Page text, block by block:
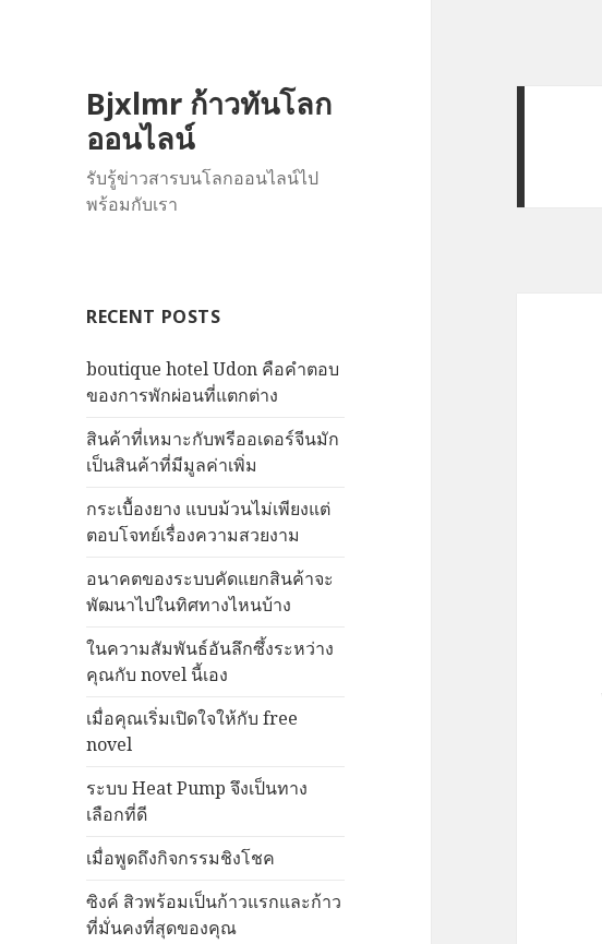
Bjxlmr ก้าวทันโลก
ออนไลน์
รับรู้ข่าวสารบนโลกออนไลน์ไป
พร้อมกับเรา
RECENT POSTS
boutique hotel Udon คือคำตอบ
ของการพักผ่อนที่แตกต่าง
สินค้าที่เหมาะกับพรีออเดอร์จีนมัก
เป็นสินค้าที่มีมูลค่าเพิ่ม
กระเบื้องยาง แบบม้วนไม่เพียงแต่
ตอบโจทย์เรื่องความสวยงาม
อนาคตของระบบคัดแยกสินค้าจะ
พัฒนาไปในทิศทางไหนบ้าง
ในความสัมพันธ์อันลึกซึ้งระหว่าง
คุณกับ novel นี้เอง
เมื่อคุณเริ่มเปิดใจให้กับ free
novel
ระบบ Heat Pump จึงเป็นทาง
เลือกที่ดี
เมื่อพูดถึงกิจกรรมชิงโชค
ซิงค์ สิวพร้อมเป็นก้าวแรกและก้าว
ที่มั่นคงที่สุดของคุณ